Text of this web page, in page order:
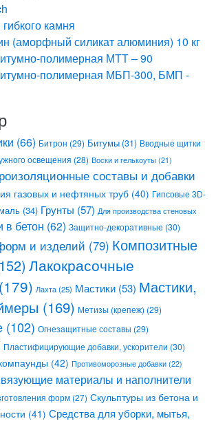
камня
(аморфный силикат алюминия) 10 кг
полимерная МТТ – 90
полимерная МБП-300, БМП -
(66) Битрон (29) Битумы (31) Вводные щитки
освещения (28) Воски и гелькоуты (21)
составы и добавки
газовых и нефтяных труб (40) Гипсовые 3D-
(34) Грунты (57) Для производства стеновых
в бетон (62) Защитно-декоративные (30)
и изделий (79) Композитные
Лакокрасочные
(179) Лахта(25) Мастики (53) Мастики,
(169) Метизы (крепеж) (29)
(102) Огнезащитные составы (29)
Пластифицирующие добавки, ускорители (30)
(42) Противоморозные добавки (22)
материалы и наполнители
форм(27) Скульптуры из бетона и
(41) Средства для уборки, мытья,